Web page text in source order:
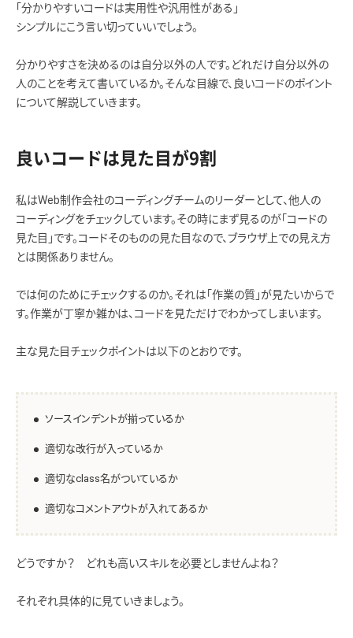
「分かりやすいコードは実用性や汎用性がある」
シンプルにこう言い切っていいでしょう。
分かりやすさを決めるのは自分以外の人です。どれだけ自分以外の
人のことを考えて書いているか。そんな目線で、良いコードのポイント
について解説していきます。
良いコードは見た目が9割
私はWeb制作会社のコーディングチームのリーダーとして、他人の
コーディングをチェックしています。その時にまず見るのが「コードの
見た目」です。コードそのものの見た目なので、ブラウザ上での見え方
とは関係ありません。
では何のためにチェックするのか。それは「作業の質」が見たいからで
す。作業が丁寧か雑かは、コードを見ただけでわかってしまいます。
主な見た目チェックポイントは以下のとおりです。
ソースインデントが揃っているか
適切な改行が入っているか
適切なclass名がついているか
適切なコメントアウトが入れてあるか
どうですか？ どれも高いスキルを必要としませんよね？
それぞれ具体的に見ていきましょう。